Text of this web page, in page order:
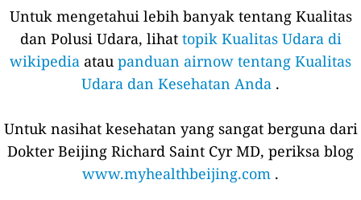
Untuk mengetahui lebih banyak tentang Kualitas
dan Polusi Udara, lihat topik Kualitas Udara di
wikipedia atau panduan airnow tentang Kualitas
Udara dan Kesehatan Anda .
Untuk nasihat kesehatan yang sangat berguna dari
Dokter Beijing Richard Saint Cyr MD, periksa blog
www.myhealthbeijing.com .